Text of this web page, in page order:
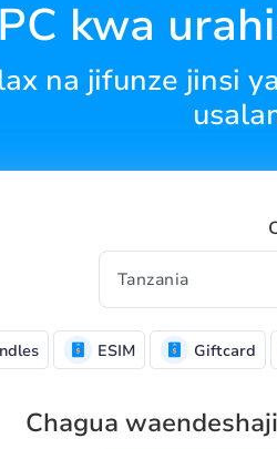
PC kwa
na jifunze jinsi
ESIM Giftcard
Chagua